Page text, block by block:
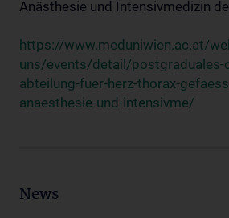
Anästhesie und Intensivmedizin
https://www.meduniwien.ac.at/
uns/events/detail/postgraduales-
abteilung-fuer-herz-thorax-
anaesthesie-und-intensivme/
News